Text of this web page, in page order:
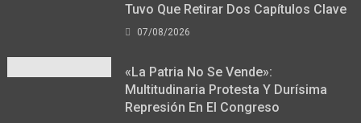
Tuvo Que Retirar Dos Capítulos Clave
07/08/2026
«La Patria No Se Vende»:
Multitudinaria Protesta Y Durísima
Represión En El Congreso